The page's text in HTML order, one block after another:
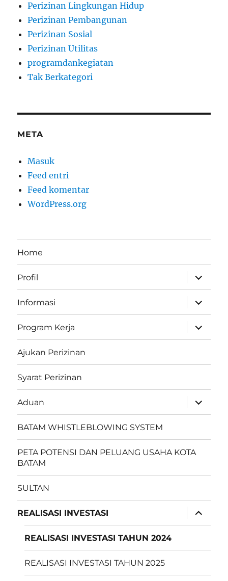
Perizinan Lingkungan Hidup
Perizinan Pembangunan
Perizinan Sosial
Perizinan Utilitas
programdankegiatan
Tak Berkategori
META
Masuk
Feed entri
Feed komentar
WordPress.org
Home
Profil
perlebar
menu
anak
Informasi
perlebar
menu
anak
Program Kerja
perlebar
menu
anak
Ajukan Perizinan
Syarat Perizinan
Aduan
perlebar
menu
anak
BATAM WHISTLEBLOWING SYSTEM
PETA POTENSI DAN PELUANG USAHA KOTA
BATAM
SULTAN
REALISASI INVESTASI
perlebar
menu
anak
REALISASI INVESTASI TAHUN 2024
REALISASI INVESTASI TAHUN 2025